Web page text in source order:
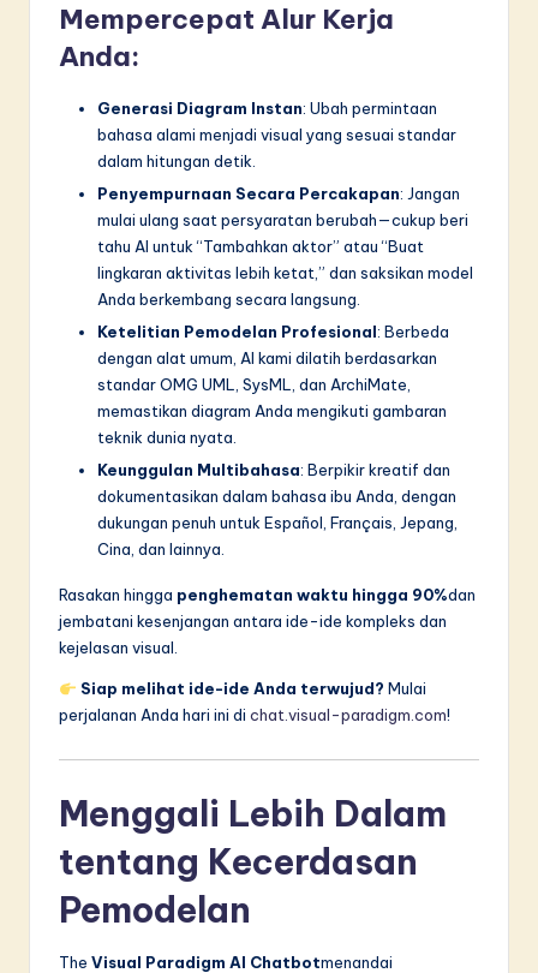
o
Mempercepat Alur Kerja
Anda:
Generasi Diagram Instan: Ubah permintaan
bahasa alami menjadi visual yang sesuai standar
dalam hitungan detik.
Penyempurnaan Secara Percakapan: Jangan
mulai ulang saat persyaratan berubah—cukup beri
tahu AI untuk “Tambahkan aktor” atau “Buat
lingkaran aktivitas lebih ketat,” dan saksikan model
Anda berkembang secara langsung.
Ketelitian Pemodelan Profesional: Berbeda
dengan alat umum, AI kami dilatih berdasarkan
standar OMG UML, SysML, dan ArchiMate,
memastikan diagram Anda mengikuti gambaran
teknik dunia nyata.
Keunggulan Multibahasa: Berpikir kreatif dan
dokumentasikan dalam bahasa ibu Anda, dengan
dukungan penuh untuk Español, Français, Jepang,
Cina, dan lainnya.
Rasakan hingga penghematan waktu hingga 90%dan
jembatani kesenjangan antara ide-ide kompleks dan
kejelasan visual.
Siap melihat ide-ide Anda terwujud? Mulai
perjalanan Anda hari ini di chat.visual-paradigm.com!
Menggali Lebih Dalam
tentang Kecerdasan
Pemodelan
The Visual Paradigm AI Chatbotmenandai